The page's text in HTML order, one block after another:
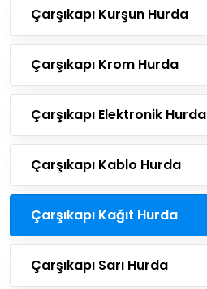
Çarşıkapı Kurşun Hurda
Çarşıkapı Krom Hurda
Çarşıkapı Elektronik Hurda
Çarşıkapı Kablo Hurda
Çarşıkapı Kağıt Hurda
Çarşıkapı Sarı Hurda